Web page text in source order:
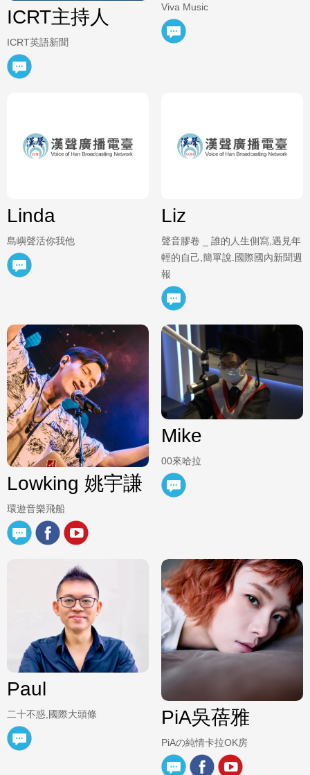
ICRT主持人
ICRT英語新聞
Viva Music
Linda
島嶼聲活你我他
Liz
聲音膠卷 _ 誰的人生側寫,遇見年
輕的自己,簡單說.國際國內新聞週
報
Lowking 姚宇謙
環遊音樂飛船
Mike
00來哈拉
Paul
二十不惑,國際大頭條 PiA吳蓓雅
PiAの純情卡拉OK房